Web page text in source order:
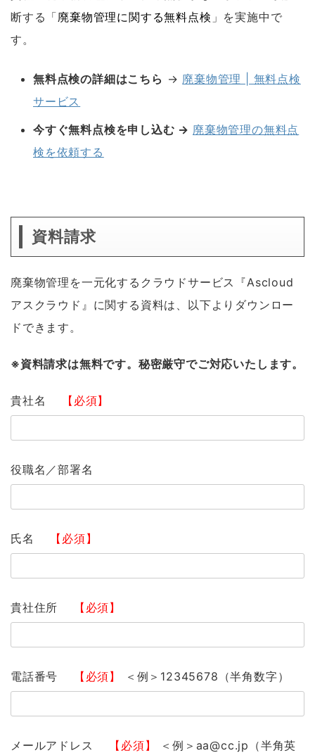
断する「廃棄物管理に関する無料点検 」を実施中で
す。
無料点検の詳細はこちら → 廃棄物管理 | 無料点検
サービス
今すぐ無料点検を申し込む → 廃棄物管理の無料点
検を依頼する
資料請求
廃棄物管理を一元化するクラウドサービス『Ascloud
アスクラウド』に関する資料は、以下よりダウンロー
ドできます。
※資料請求は無料です。秘密厳守でご対応いたします。
貴社名 【必須】
役職名／部署名
氏名 【必須】
貴社住所 【必須】
電話番号 【必須】 ＜例＞12345678（半角数字）
メールアドレス 【必須】
＜例＞aa@cc.jp（半角英